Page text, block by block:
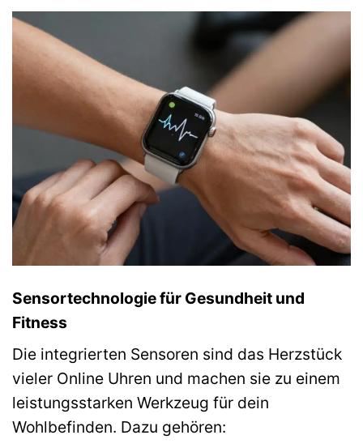
Sensortechnologie für Gesundheit und
Fitness
Die integrierten Sensoren sind das Herzstück
vieler Online Uhren und machen sie zu einem
leistungsstarken Werkzeug für dein
Wohlbefinden. Dazu gehören: